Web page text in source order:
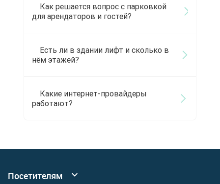
Как решается вопрос с парковкой
для арендаторов и гостей?
Есть ли в здании лифт и сколько в
нём этажей?
Какие интернет-провайдеры
работают?
Посетителям